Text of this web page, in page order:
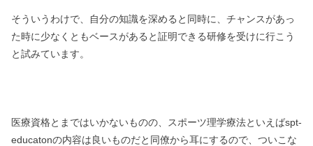
そういうわけで、自分の知識を深めると同時に、チャンスがあっ
た時に少なくともベースがあると証明できる研修を受けに行こう
と試みています。
医療資格とまではいかないものの、スポーツ理学療法といえばspt-
educatonの内容は良いものだと同僚から耳にするので、ついこな